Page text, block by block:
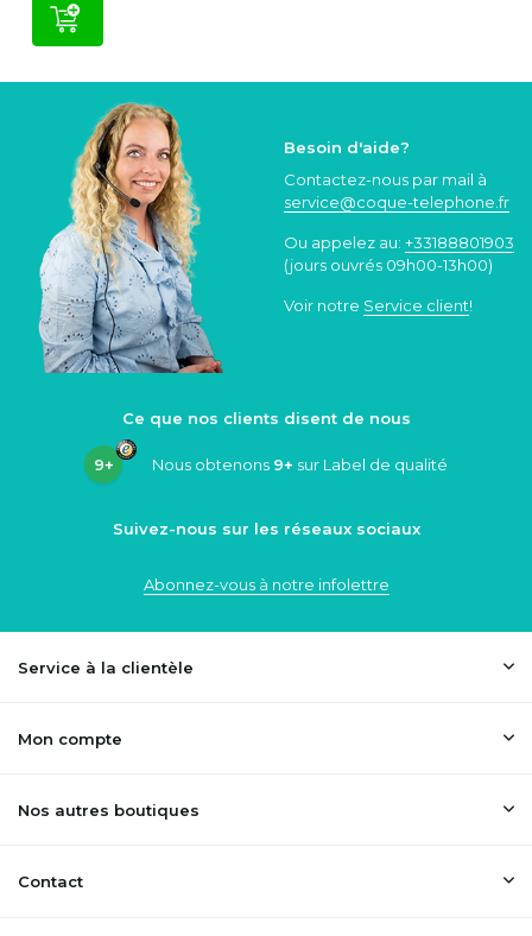
Besoin d'aide?
Contactez-nous par mail à
service@coque-telephone.fr
Ou appelez au: +33188801903
(jours ouvrés 09h00-13h00)
Voir notre Service client!
Ce que nos clients disent de nous
9+ Nous obtenons 9+ sur Label de qualité
Suivez-nous sur les réseaux sociaux
Abonnez-vous à notre infolettre
Service à la clientèle
Mon compte
Nos autres boutiques
Contact